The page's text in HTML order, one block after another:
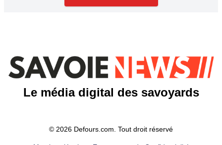
Le média digital des savoyards
© 2026 Defours.com. Tout droit réservé